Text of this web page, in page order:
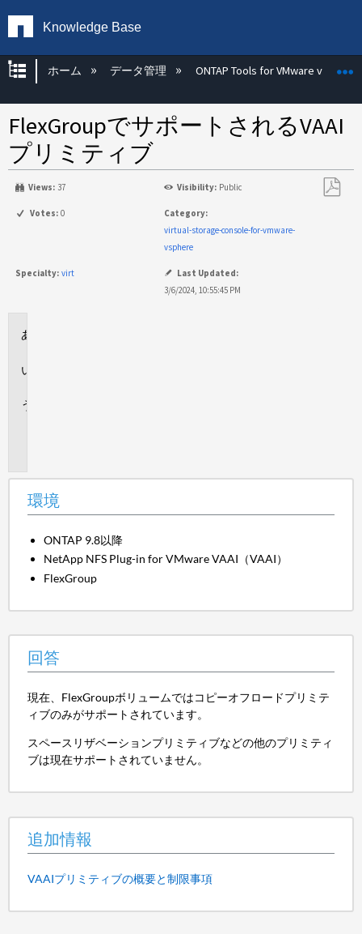
Knowledge Base
グローバル階層を展開/折りたたむ
ホーム データ管理 ONTAP Tools for VMware vSphere
FlexGroupでサポートされるVAAI
プリミティブ
Views: 37 Visibility: Public
Votes: 0
Category:
virtual-storage-console-for-vmware-
vsphere
Specialty: virt
Last Updated:
3/6/2024, 10:55:45 PM
環境
ONTAP 9.8以降
NetApp NFS Plug-in for VMware VAAI（VAAI）
FlexGroup
回答
現在、FlexGroupボリュームではコピーオフロードプリミテ
ィブのみがサポートされています。
スペースリザベーションプリミティブなどの他のプリミティ
ブは現在サポートされていません。
追加情報
VAAIプリミティブの概要と制限事項